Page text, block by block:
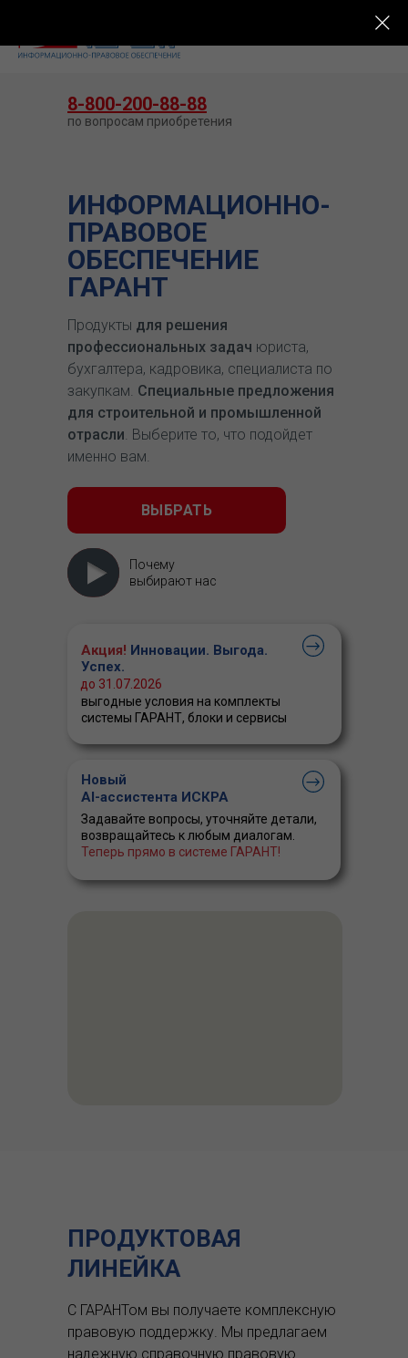
ИНФОРМАЦИОННО-
ПРАВОВОЕ
ОБЕСПЕЧЕНИЕ
ГАРАНТ
Продукты для решения
профессиональных задач юриста,
бухгалтера, кадровика, специалиста по
закупкам. Специальные предложения
для строительной и промышленной
отрасли. Выберите то, что подойдет
именно вам.
ВЫБРАТЬ
Почему
выбирают нас
Акция! Инновации. Выгода.
Успех.
выгодные условия на комплекты
системы ГАРАНТ, блоки и сервисы
до 31.07.2026
8-800-200-88-88
по вопросам приобретения
Новый
AI-ассистента ИСКРА
Задавайте вопросы, уточняйте детали,
возвращайтесь к любым диалогам.
Теперь прямо в системе ГАРАНТ!
ПРОДУКТОВАЯ
ЛИНЕЙКА
С ГАРАНТом вы получаете комплексную
правовую поддержку. Мы предлагаем
надежную справочную правовую